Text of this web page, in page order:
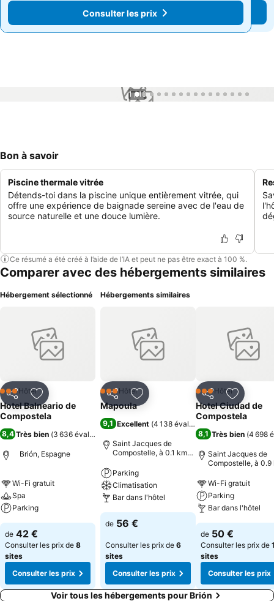
Consulter les prix
Consulter les prix
1 / 16
Bon à savoir
Piscine thermale vitrée
Détends-toi dans la piscine unique entièrement vitrée, qui
offre une expérience de baignade sereine avec de l'eau de
source naturelle et une douce lumière.
Ce résumé a été créé à l’aide de l’IA et peut ne pas être exact à 100 %.
Comparer avec des hébergements similaires
Hébergement sélectionné
PartagerAjouter à mes favoris
3 ÉtoilesHôtel
Hotel Balneario de
Compostela
8,4 Très bien (3 636 évaluations
Brión, Espagne
Wi-Fi gratuit
Spa
Parking
de 42 €
Consulter les prix de 8
sites
Consulter les prix
Hébergements similaires
PartagerAjouter à mes favoris
3 ÉtoilesHôtel
Mapoula
9,1 Excellent (4 138 évaluations )
Saint Jacques de
Compostelle, à 0.1 km
Parking
Climatisation
Bar dans l'hôtel
de 56 €
Consulter les prix de 6
sites
Consulter les prix
PartagerAjouter
3 ÉtoilesHôtel
Hotel Ciudad de
Compostela
8,1 Très bien (4 698
Saint Jacques de
Compostelle, à 0.9
Wi-Fi gratuit
Parking
Bar dans l'hôtel
de 50 €
Consulter les prix de
sites
Consulter les prix
Voir tous les hébergements pour Brión